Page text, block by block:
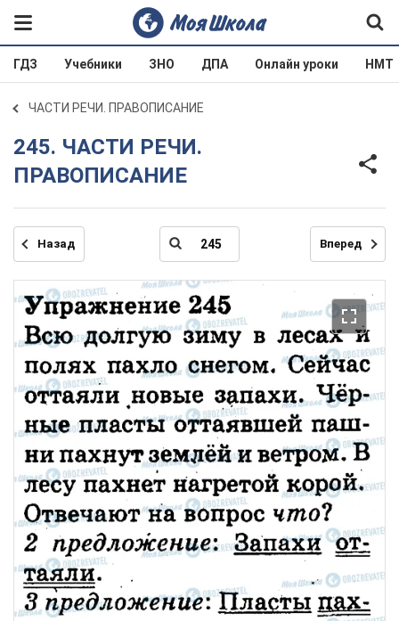
ГДЗ Учебники ЗНО ДПА Онлайн уроки НМТ
ЧАСТИ РЕЧИ. ПРАВОПИСАНИЕ
245. ЧАСТИ РЕЧИ.
ПРАВОПИСАНИЕ
Назад Вперед